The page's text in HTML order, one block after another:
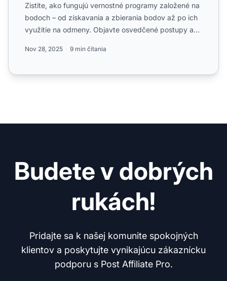
Zistite, ako fungujú vernostné programy založené na
bodoch – od získavania a zbierania bodov až po ich
využitie na odmeny. Objavte osvedčené postupy a
Nov 28, 2025 9 min čítania
Budete v dobrých
rukách!
Pridajte sa k našej komunite spokojných
klientov a poskytujte vynikajúcu zákaznícku
podporu s Post Affiliate Pro.